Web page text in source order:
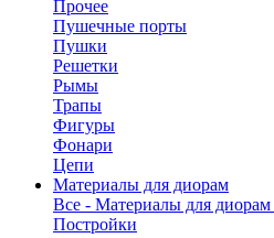
Прочее
Пушечные порты
Пушки
Решетки
Рымы
Трапы
Фигуры
Фонари
Цепи
Материалы для диорам
Все - Материалы для диорам
Постройки